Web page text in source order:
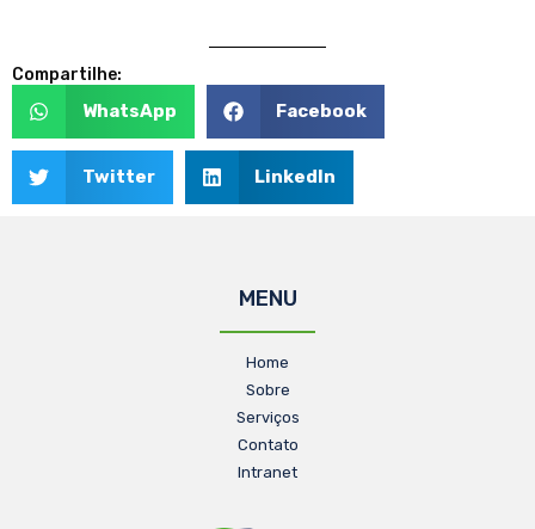
Compartilhe:
WhatsApp Facebook
Twitter LinkedIn
MENU
Home
Sobre
Serviços
Contato
Intranet